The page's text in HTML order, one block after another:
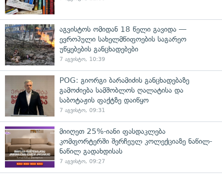
აგვისტოს ომიდან 18 წელი გავიდა —
ევროპული სახელმწიფოების საგარეო
უწყებების განცხადებები
7 აგვისტო, 10:39
POG: გიორგი ბარამიძის განცხადებაზე
გამოძიება სამშობლოს ღალატისა და
საბოტაჟის ფაქტზე დაიწყო
7 აგვისტო, 09:31
მიიღეთ 25%-იანი ფასდაკლება
კომფორტერში შერჩეულ კოლექციაზე ნაწილ-
ნაწილ გადახდისას
7 აგვისტო, 09:27